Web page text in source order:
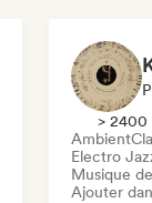
> 2400
Ambient
Electro
Musique
Ajouter